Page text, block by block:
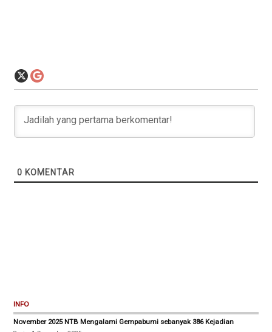
0 KOMENTAR
INFO
November 2025 NTB Mengalami Gempabumi sebanyak 386 Kejadian